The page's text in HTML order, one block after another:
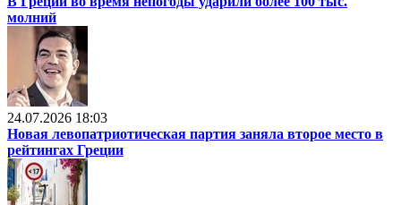
молний
24.07.2026 18:03
Новая левопатриотическая партия заняла второе место в
рейтингах Греции